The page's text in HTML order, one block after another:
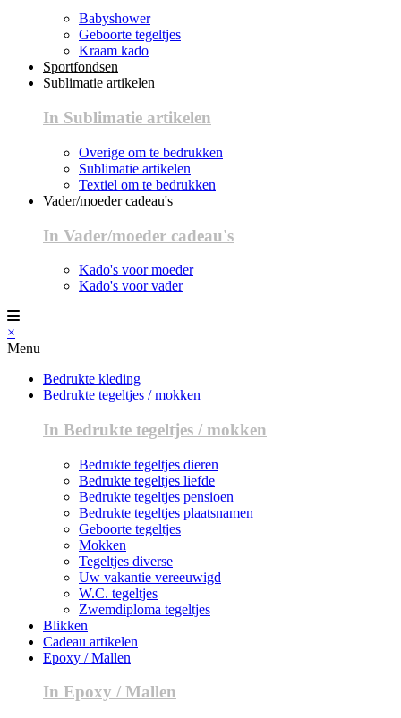
Babyshower
Geboorte tegeltjes
Kraam kado
Sportfondsen
Sublimatie artikelen
In Sublimatie artikelen
Overige om te bedrukken
Sublimatie artikelen
Textiel om te bedrukken
Vader/moeder cadeau's
In Vader/moeder cadeau's
Kado's voor moeder
Kado's voor vader
×
Menu
Bedrukte kleding
Bedrukte tegeltjes / mokken
In Bedrukte tegeltjes / mokken
Bedrukte tegeltjes dieren
Bedrukte tegeltjes liefde
Bedrukte tegeltjes pensioen
Bedrukte tegeltjes plaatsnamen
Geboorte tegeltjes
Mokken
Tegeltjes diverse
Uw vakantie vereeuwigd
W.C. tegeltjes
Zwemdiploma tegeltjes
Blikken
Cadeau artikelen
Epoxy / Mallen
In Epoxy / Mallen